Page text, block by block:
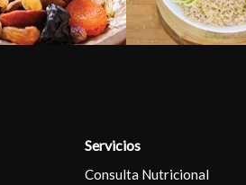
Servicios
Consulta Nutricional